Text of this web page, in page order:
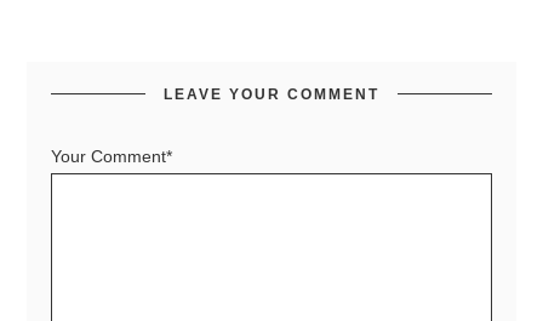
LEAVE YOUR COMMENT
Your Comment*